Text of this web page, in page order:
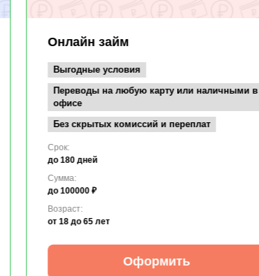
Онлайн займ
Выгодные условия
Переводы на любую карту или наличными в
офисе
Без скрытых комиссий и переплат
Срок:
до 180 дней
Сумма:
до 100000 ₽
Возраст:
от 18 до 65 лет
Оформить